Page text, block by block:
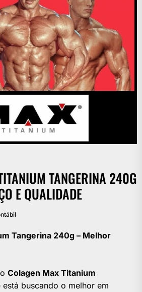
TANGERINA 240G
E QUALIDADE
Tangerina 240g – Melhor
Colagen Max Titanium
está buscando o melhor em